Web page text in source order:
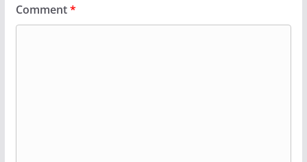
Comment*